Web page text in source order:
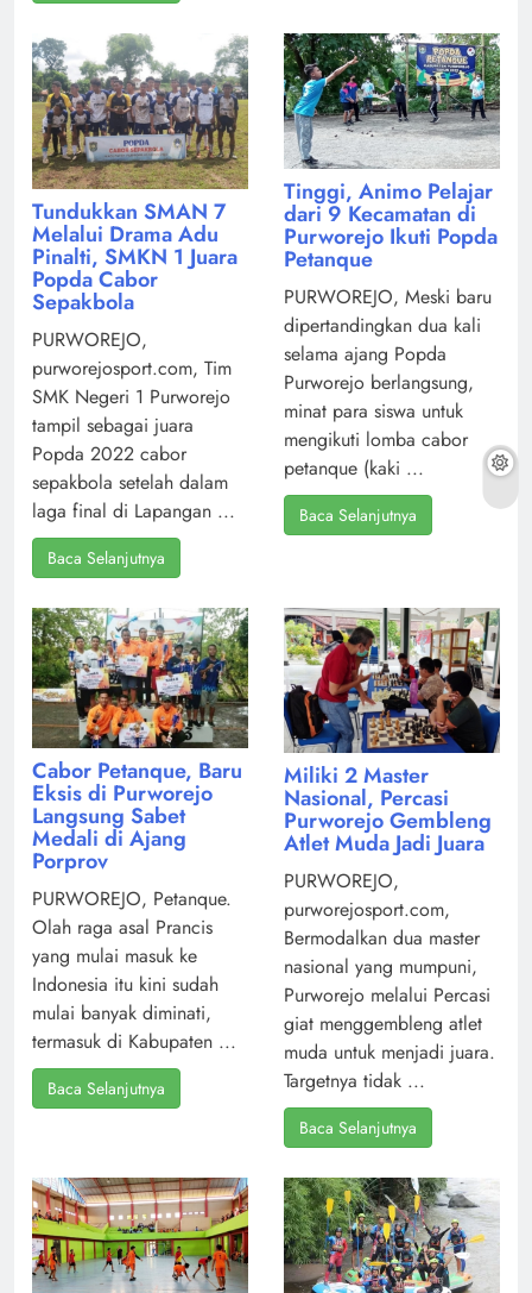
Tundukkan SMAN 7
Melalui Drama Adu
Pinalti, SMKN 1 Juara
Popda Cabor
Sepakbola
PURWOREJO,
purworejosport.com, Tim
SMK Negeri 1 Purworejo
tampil sebagai juara
Popda 2022 cabor
sepakbola setelah dalam
laga final di Lapangan ...
Baca Selanjutnya
Tinggi, Animo Pelajar
dari 9 Kecamatan di
Purworejo Ikuti Popda
Petanque
PURWOREJO, Meski baru
dipertandingkan dua kali
selama ajang Popda
Purworejo berlangsung,
minat para siswa untuk
mengikuti lomba cabor
petanque (kaki ...
Baca Selanjutnya
Cabor Petanque, Baru
Eksis di Purworejo
Langsung Sabet
Medali di Ajang
Porprov
PURWOREJO, Petanque.
Olah raga asal Prancis
yang mulai masuk ke
Indonesia itu kini sudah
mulai banyak diminati,
termasuk di Kabupaten ...
Baca Selanjutnya
Miliki 2 Master
Nasional, Percasi
Purworejo Gembleng
Atlet Muda Jadi Juara
PURWOREJO,
purworejosport.com,
Bermodalkan dua master
nasional yang mumpuni,
Purworejo melalui Percasi
giat menggembleng atlet
muda untuk menjadi juara.
Targetnya tidak ...
Baca Selanjutnya